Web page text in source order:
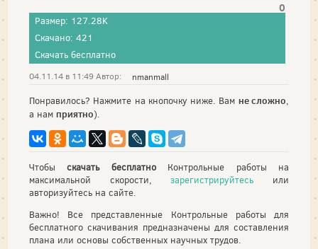
0
Размер: 127.28K
Скачано: 421
Скачать бесплатно
04.11.14 в 11:49 Автор: nmanmall
Понравилось? Нажмите на кнопочку ниже. Вам не сложно,
а нам приятно).
Чтобыскачать бесплатноКонтрольные работы на
максимальной скорости,зарегистрируйтесь или
авторизуйтесь на сайте.
Важно! Все представленные Контрольные работы для
бесплатного скачивания предназначены для составления
плана или основы собственных научных трудов.